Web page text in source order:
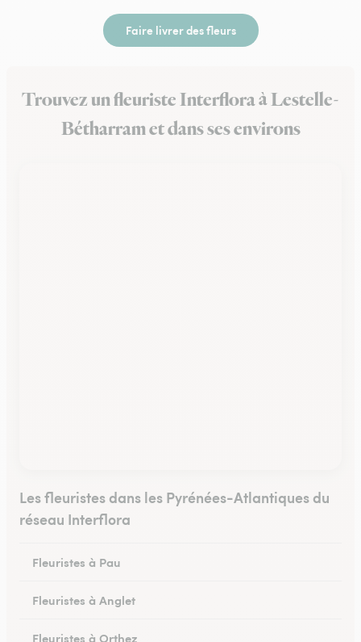
Faire livrer des fleurs
Trouvez un fleuriste Interflora à Lestelle-
Bétharram et dans ses environs
Les fleuristes dans les Pyrénées-Atlantiques du
réseau Interflora
Fleuristes à Pau
Fleuristes à Anglet
Fleuristes à Orthez